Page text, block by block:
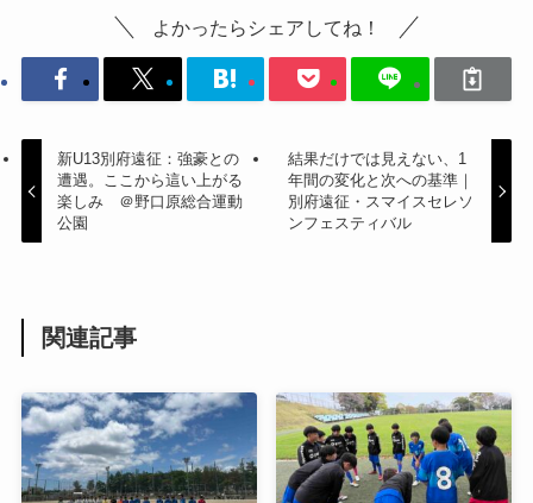
よかったらシェアしてね！
新U13別府遠征：強豪との
遭遇。ここから這い上がる
楽しみ ＠野口原総合運動
公園
結果だけでは見えない、1
年間の変化と次への基準｜
別府遠征・スマイスセレソ
ンフェスティバル
関連記事